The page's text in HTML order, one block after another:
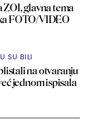
glavna tema
FOTO/VIDEO
SU BILI
na otvaranju
jednom ispisala